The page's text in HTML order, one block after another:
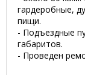
гардеробные,
пищи.
- Подъездные
габаритов.
- Проведен